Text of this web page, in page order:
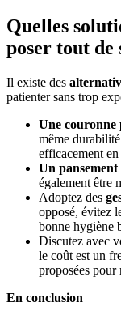
Quelles
poser tout de
Il existe des
patienter sans trop
Une couronne
même
efficacement
Un
également être
Adoptez des
opposé, évitez
bonne hygiène
Discutez avec
le coût est un
proposées pour
En conclusion